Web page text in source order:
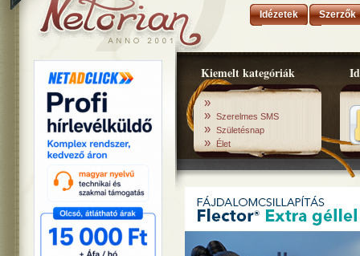
Idézetek Szerzők
Kiemelt kategóriák
»
» Szerelmes SMS
» Születésnap
» Élet